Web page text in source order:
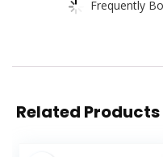
Frequently
Related Products